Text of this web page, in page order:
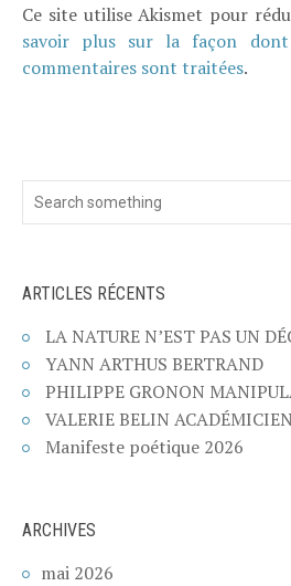
Ce site utilise Akismet pour
savoir plus sur la façon
commentaires sont traitées.
ARTICLES RÉCENTS
LA NATURE N’EST PAS UN
YANN ARTHUS BERTRAND
PHILIPPE GRONON
VALERIE BELIN
Manifeste poétique 2026
ARCHIVES
mai 2026